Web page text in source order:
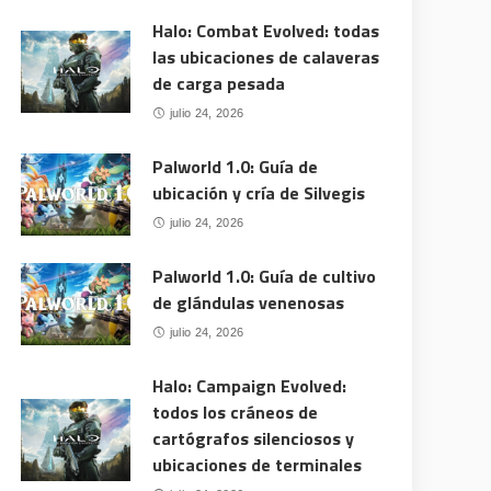
Halo: Combat Evolved: todas
las ubicaciones de calaveras
de carga pesada
julio 24, 2026
Palworld 1.0: Guía de
ubicación y cría de Silvegis
julio 24, 2026
Palworld 1.0: Guía de cultivo
de glándulas venenosas
julio 24, 2026
Halo: Campaign Evolved:
todos los cráneos de
cartógrafos silenciosos y
ubicaciones de terminales